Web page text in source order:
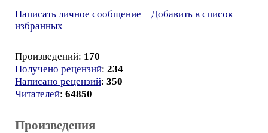
Написать личное сообщение
Добавить в список
избранных
Произведений: 170
Получено рецензий: 234
Написано рецензий: 350
Читателей: 64850
Произведения